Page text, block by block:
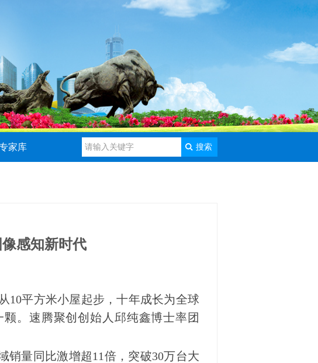
家库 搜索
感知新时代
10平方米小屋起步，十年成长为全球
。速腾聚创创始人邱纯鑫博士率团
销量同比激增超11倍，突破30万台大